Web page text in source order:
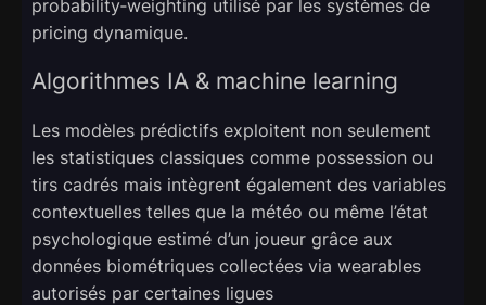
probability‑weighting utilisé par les systèmes de
pricing dynamique.
Algorithmes IA & machine learning
Les modèles prédictifs exploitent non seulement
les statistiques classiques comme possession ou
tirs cadrés mais intègrent également des variables
contextuelles telles que la météo ou même l’état
psychologique estimé d’un joueur grâce aux
données biométriques collectées via wearables
autorisés par certaines ligues